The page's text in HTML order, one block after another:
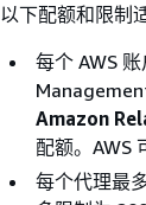
以下配额和限制
每个 AWS
Amazon
配额。AWS
每个代理最